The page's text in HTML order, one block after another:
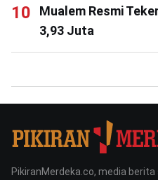
Mualem Resmi
3,93 Juta
PikiranMerdeka.co, media